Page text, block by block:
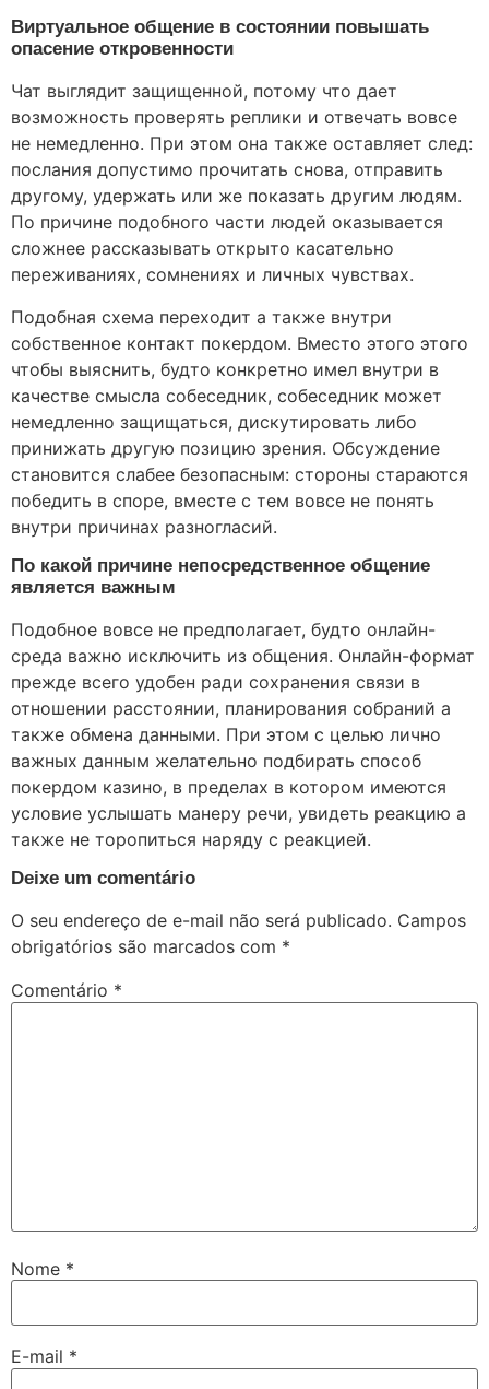
Виртуальное общение в состоянии повышать
опасение откровенности
Чат выглядит защищенной, потому что дает
возможность проверять реплики и отвечать вовсе
не немедленно. При этом она также оставляет след:
послания допустимо прочитать снова, отправить
другому, удержать или же показать другим людям.
По причине подобного части людей оказывается
сложнее рассказывать открыто касательно
переживаниях, сомнениях и личных чувствах.
Подобная схема переходит а также внутри
собственное контакт покердом. Вместо этого этого
чтобы выяснить, будто конкретно имел внутри в
качестве смысла собеседник, собеседник может
немедленно защищаться, дискутировать либо
принижать другую позицию зрения. Обсуждение
становится слабее безопасным: стороны стараются
победить в споре, вместе с тем вовсе не понять
внутри причинах разногласий.
По какой причине непосредственное общение
является важным
Подобное вовсе не предполагает, будто онлайн-
среда важно исключить из общения. Онлайн-формат
прежде всего удобен ради сохранения связи в
отношении расстоянии, планирования собраний а
также обмена данными. При этом с целью лично
важных данным желательно подбирать способ
покердом казино, в пределах в котором имеются
условие услышать манеру речи, увидеть реакцию а
также не торопиться наряду с реакцией.
Deixe um comentário
O seu endereço de e-mail não será publicado. Campos
obrigatórios são marcados com *
Comentário *
Nome *
E-mail *